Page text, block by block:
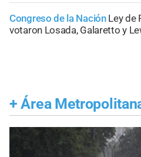
Congreso de la Nación Ley de
votaron Losada, Galaretto y
+ Área